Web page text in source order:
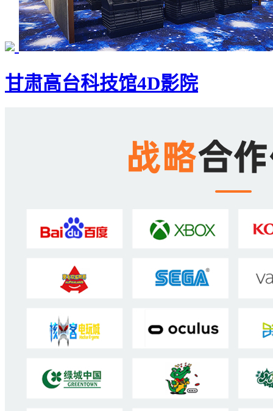
甘肃高台科技馆4D影院